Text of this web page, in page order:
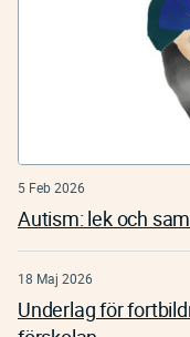
5 Feb 2026
Autism: lek och
18 Maj 2026
Underlag för